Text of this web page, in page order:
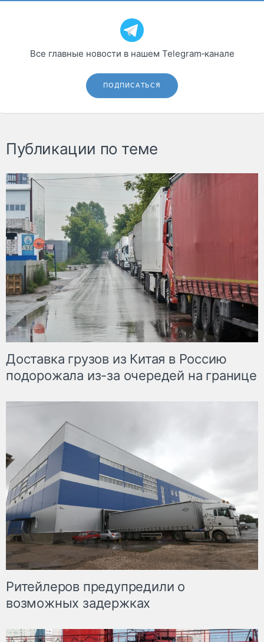
Все главные новости в нашем Telegram‑канале
ПОДПИСАТЬСЯ
Публикации по теме
Доставка грузов из Китая в Россию
подорожала из-за очередей на границе
Ритейлеров предупредили о
возможных задержках